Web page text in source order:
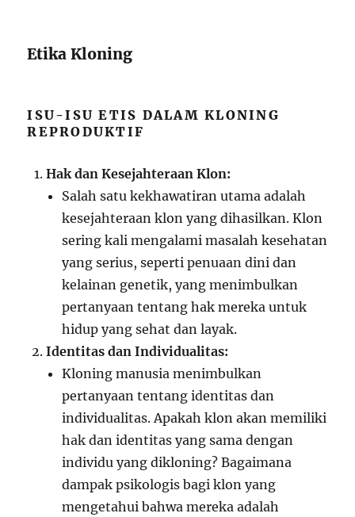
Etika Kloning
ISU-ISU ETIS DALAM KLONING
REPRODUKTIF
Hak dan Kesejahteraan Klon:
Salah satu kekhawatiran utama adalah
kesejahteraan klon yang dihasilkan. Klon
sering kali mengalami masalah kesehatan
yang serius, seperti penuaan dini dan
kelainan genetik, yang menimbulkan
pertanyaan tentang hak mereka untuk
hidup yang sehat dan layak.
Identitas dan Individualitas:
Kloning manusia menimbulkan
pertanyaan tentang identitas dan
individualitas. Apakah klon akan memiliki
hak dan identitas yang sama dengan
individu yang dikloning? Bagaimana
dampak psikologis bagi klon yang
mengetahui bahwa mereka adalah